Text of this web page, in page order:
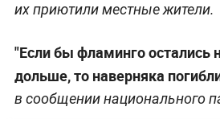
их приютили местные жители.
"Если бы фламинго остались
дольше, то наверняка
в сообщении национального